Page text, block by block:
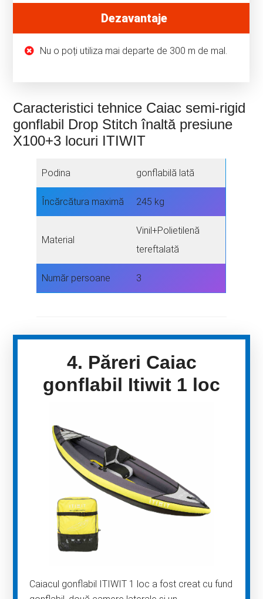
Dezavantaje
Nu o poți utiliza mai departe de 300 m de mal.
Caracteristici tehnice Caiac semi-rigid
gonflabil Drop Stitch înaltă presiune
X100+3 locuri ITIWIT
Podina gonflabilă lată
Încărcătura maximă 245 kg
Material
Vinil+Polietilenă
tereftalată
Număr persoane 3
4. Păreri Caiac
gonflabil Itiwit 1 loc
Caiacul gonflabil ITIWIT 1 loc a fost creat cu fund